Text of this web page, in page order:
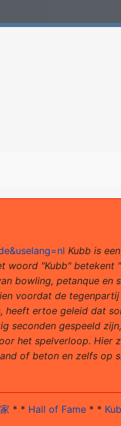
Kubb is
woord "Kubb" betekent
bowling, petanque en
voordat de
ertoe geleid dat
seconden gespeeld
het spelverloop. Hier
of beton en zelfs op
* * Hall of Fame * *